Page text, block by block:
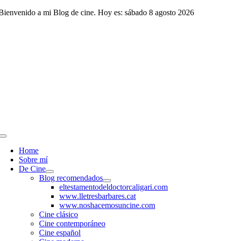
Saltar
a mi Blog de cine. Hoy es: sábado 8 agosto 2026
Toggle
NavigationHome
Sobre mí
De Cine
Blog recomendados
eltestamentodeldoctorcaligari.com
www.lletresbarbares.cat
www.noshacemosuncine.com
Cine clásico
Cine contemporáneo
Cine español